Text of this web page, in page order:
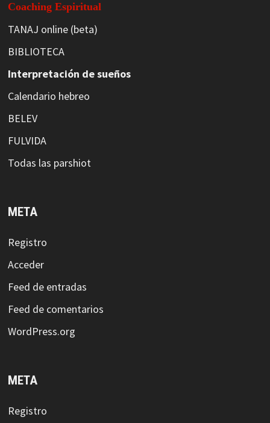
Coaching Espiritual
TANAJ online (beta)
BIBLIOTECA
Interpretación de sueños
Calendario hebreo
BELEV
FULVIDA
Todas las parshiot
META
Registro
Acceder
Feed de entradas
Feed de comentarios
WordPress.org
META
Registro